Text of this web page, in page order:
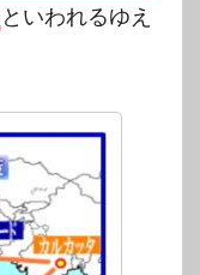
といわれるゆえ